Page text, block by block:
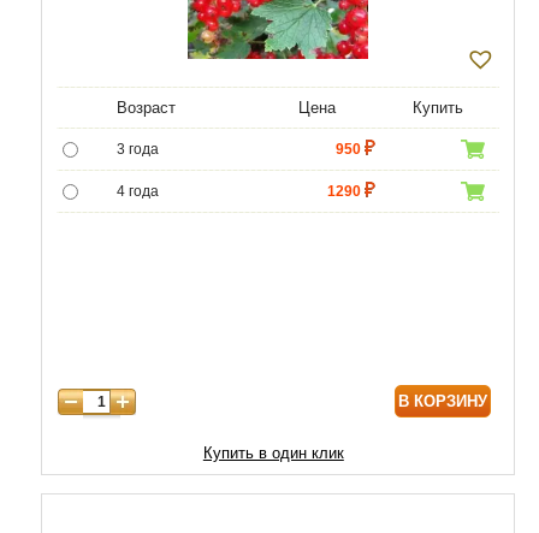
Возраст Цена Купить
3 года 950
4 года 1290
В КОРЗИНУ
Купить в один клик